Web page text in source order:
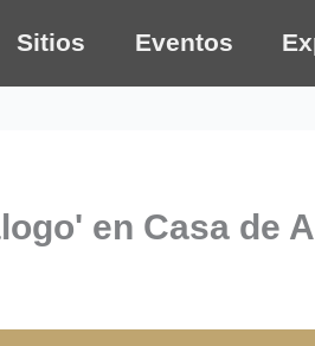
Sitios Eventos
en Casa de